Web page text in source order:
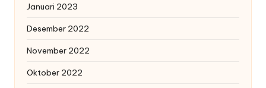
Januari 2023
Desember 2022
November 2022
Oktober 2022